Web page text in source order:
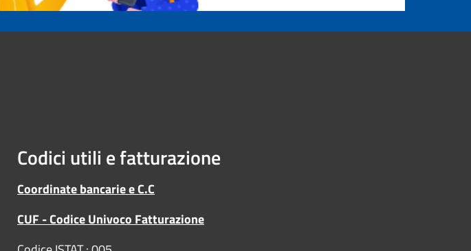
Codici utili e fatturazione
Coordinate bancarie e C.C
CUF - Codice Univoco Fatturazione